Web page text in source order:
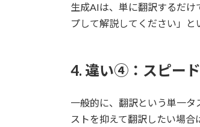
生成AIは、単に翻訳するだけ
プして解説してください」と
4. 違い④：スピー
一般的に、翻訳という単一
ストを抑えて翻訳したい場合